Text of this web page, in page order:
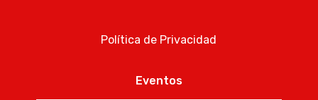
Política de Privacidad
Eventos